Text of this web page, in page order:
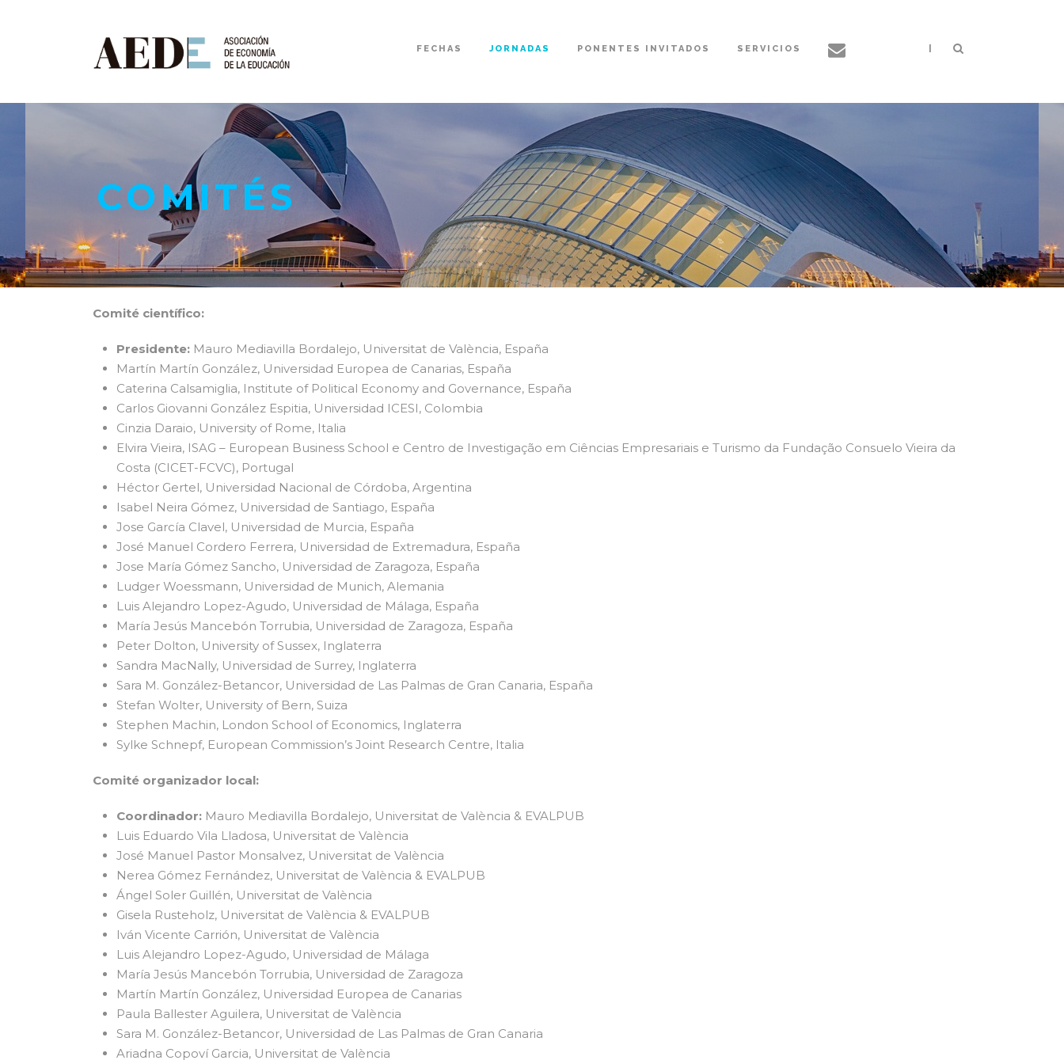
FECHAS JORNADAS PONENTES INVITADOS SERVICIOS |
COMITÉS
Comité científico:
Presidente: Mauro Mediavilla Bordalejo, Universitat de València, España
Martín Martín González, Universidad Europea de Canarias, España
Caterina Calsamiglia, Institute of Political Economy and Governance, España
Carlos Giovanni González Espitia, Universidad ICESI, Colombia
Cinzia Daraio, University of Rome, Italia
Elvira Vieira, ISAG – European Business School e Centro de Investigação em Ciências Empresariais e Turismo da Fundação Consuelo Vieira da
Costa (CICET-FCVC), Portugal
Héctor Gertel, Universidad Nacional de Córdoba, Argentina
Isabel Neira Gómez, Universidad de Santiago, España
Jose García Clavel, Universidad de Murcia, España
José Manuel Cordero Ferrera, Universidad de Extremadura, España
Jose María Gómez Sancho, Universidad de Zaragoza, España
Ludger Woessmann, Universidad de Munich, Alemania
Luis Alejandro Lopez-Agudo, Universidad de Málaga, España
María Jesús Mancebón Torrubia, Universidad de Zaragoza, España
Peter Dolton, University of Sussex, Inglaterra
Sandra MacNally, Universidad de Surrey, Inglaterra
Sara M. González-Betancor, Universidad de Las Palmas de Gran Canaria, España
Stefan Wolter, University of Bern, Suiza
Stephen Machin, London School of Economics, Inglaterra
Sylke Schnepf, European Commission’s Joint Research Centre, Italia
Comité organizador local:
Coordinador: Mauro Mediavilla Bordalejo, Universitat de València & EVALPUB
Luis Eduardo Vila Lladosa, Universitat de València
José Manuel Pastor Monsalvez, Universitat de València
Nerea Gómez Fernández, Universitat de València & EVALPUB
Ángel Soler Guillén, Universitat de València
Gisela Rusteholz, Universitat de València & EVALPUB
Iván Vicente Carrión, Universitat de València
Luis Alejandro Lopez-Agudo, Universidad de Málaga
María Jesús Mancebón Torrubia, Universidad de Zaragoza
Martín Martín González, Universidad Europea de Canarias
Paula Ballester Aguilera, Universitat de València
Sara M. González-Betancor, Universidad de Las Palmas de Gran Canaria
Ariadna Copoví Garcia, Universitat de València